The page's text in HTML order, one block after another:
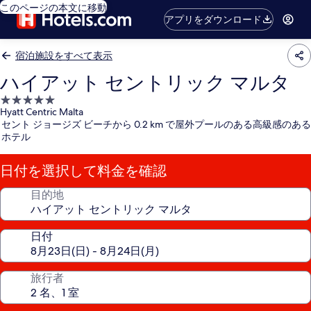
このページの本文に移動
アプリをダウンロード
宿泊施設をすべて表示
ハイアット セントリック マルタ
5.0
つ
星
宿
泊
施
設
Hyatt Centric Malta
セント ジョージズ ビーチから 0.2 km で屋外プールのある高級感のある
ホテル
日付を選択して料金を確認
目的地
日付
旅行者